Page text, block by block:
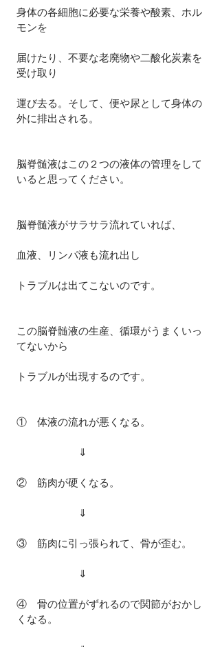
身体の各細胞に必要な栄養や酸素、ホル
モンを
届けたり、不要な老廃物や二酸化炭素を
受け取り
運び去る。そして、便や尿として身体の
外に排出される。
脳脊髄液はこの２つの液体の管理をして
いると思ってください。
脳脊髄液がサラサラ流れていれば、
血液、リンパ液も流れ出し
トラブルは出てこないのです。
この脳脊髄液の生産、循環がうまくいっ
てないから
トラブルが出現するのです。
①　体液の流れが悪くなる。
⇓
②　筋肉が硬くなる。
⇓
③　筋肉に引っ張られて、骨が歪む。
⇓
④　骨の位置がずれるので関節がおかし
くなる。